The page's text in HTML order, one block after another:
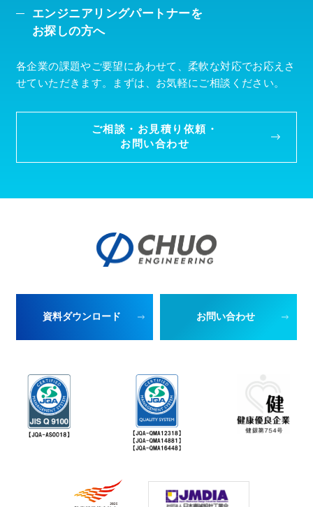
エンジニアリングパートナーを
お探しの方へ
各企業の課題やご要望にあわせて、柔軟な対応でお応えさ
せていただきます。まずは、お気軽にご相談ください。
ご相談・お見積り依頼・
お問い合わせ
資料ダウンロード お問い合わせ